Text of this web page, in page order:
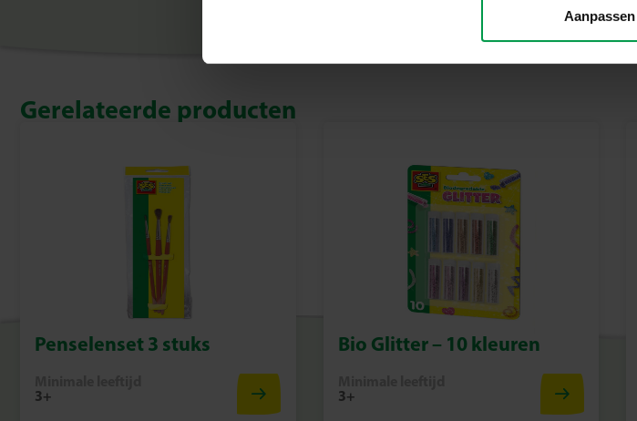
Aanpassen
Gerelateerde producten
Penselenset 3 stuks
3+
Bio Glitter – 10 kleuren
3+